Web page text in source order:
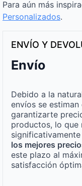
Para aún más
Personalizados.
ENVÍO Y
Envío
Debido a la
envíos se estiman
garantizarte
productos, lo que
los mejores
este plazo al
satisfacción